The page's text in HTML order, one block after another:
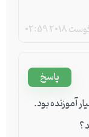
02:59
آموزنده بود.
پاسخ